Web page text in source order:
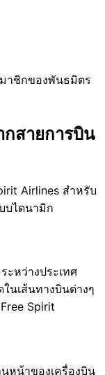
าชิกของพันธมิตร
กสายการบิน
Airlines สำหรับ
บไดนามิก
ะหว่างประเทศ
นเส้นทางบินต่างๆ
Spirit
หน้าของเครื่องบิน